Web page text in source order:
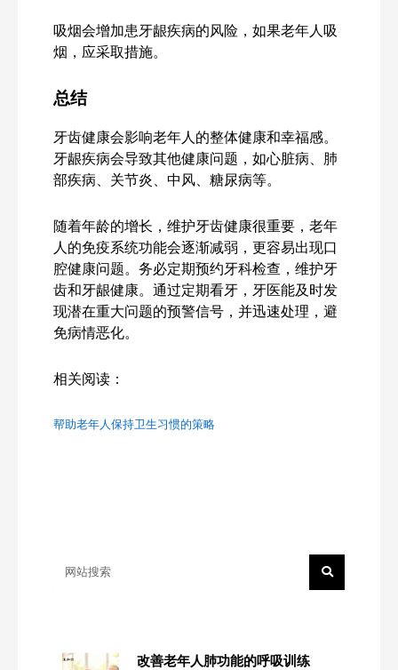
吸烟会增加患牙龈疾病的风险，如果老年人吸
烟，应采取措施。
总结
牙齿健康会影响老年人的整体健康和幸福感。
牙龈疾病会导致其他健康问题，如心脏病、肺
部疾病、关节炎、中风、糖尿病等。
随着年龄的增长，维护牙齿健康很重要，老年
人的免疫系统功能会逐渐减弱，更容易出现口
腔健康问题。务必定期预约牙科检查，维护牙
齿和牙龈健康。通过定期看牙，牙医能及时发
现潜在重大问题的预警信号，并迅速处理，避
免病情恶化。
相关阅读：
帮助老年人保持卫生习惯的策略
改善老年人肺功能的呼吸训练